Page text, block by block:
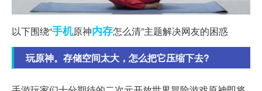
以下围绕“手机原神内存怎么清”主题解决网友的困惑
玩原神。存储空间太大，怎么把它压缩下去?